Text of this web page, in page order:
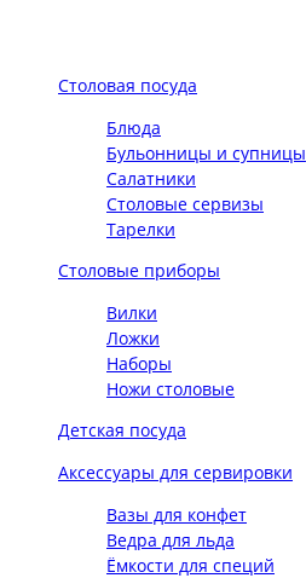
Столовая посуда
Блюда
Бульонницы и супницы
Салатники
Столовые сервизы
Тарелки
Столовые приборы
Вилки
Ложки
Наборы
Ножи столовые
Детская посуда
Аксессуары для сервировки
Вазы для конфет
Ведра для льда
Ёмкости для специй